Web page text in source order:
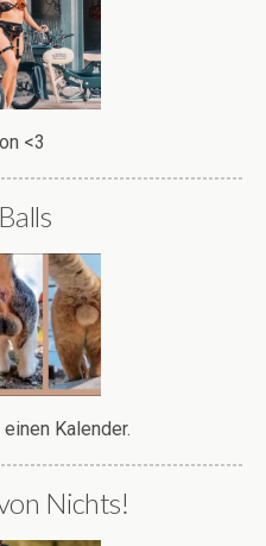
<3
Kalender.
Nichts!